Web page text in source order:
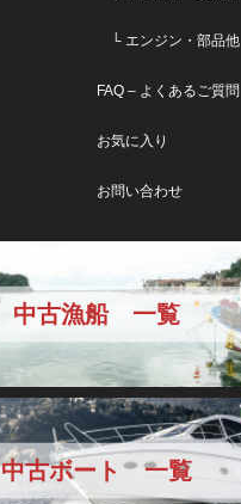
└ エンジン・部品他
FAQ – よくあるご質問
お気に入り
お問い合わせ
中古漁船 一覧
中古ボート 一覧